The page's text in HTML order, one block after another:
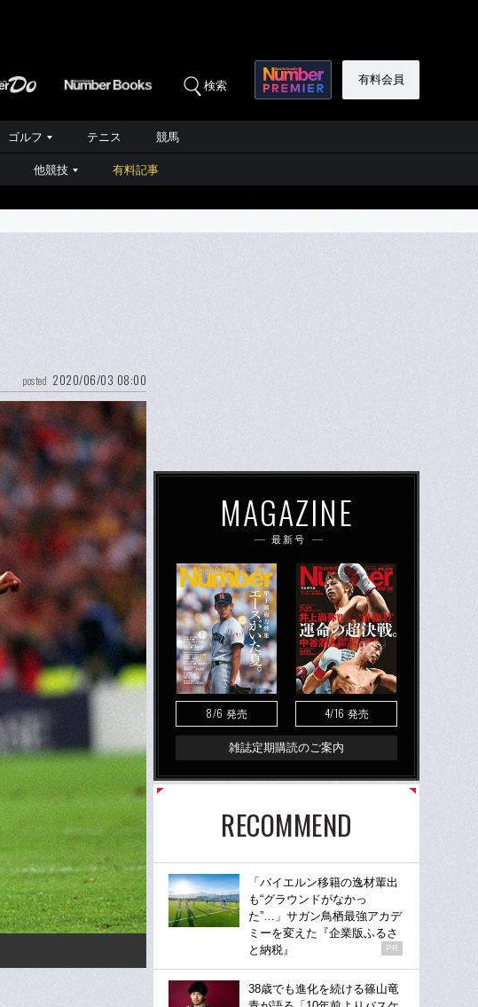
検索 有料会員
ゴルフ テニス 競馬
他競技 有料記事
posted 2020/06/03 08:00
MAGAZINE
最新号
8/6 発売 4/16 発売
雑誌定期購読のご案内
RECOMMEND
「バイエルン移籍の逸材輩出
も“グラウンドがなかっ
た”…」サガン鳥栖最強アカデ
ミーを変えた『企業版ふるさ
と納税』
PR
38歳でも進化を続ける篠山竜